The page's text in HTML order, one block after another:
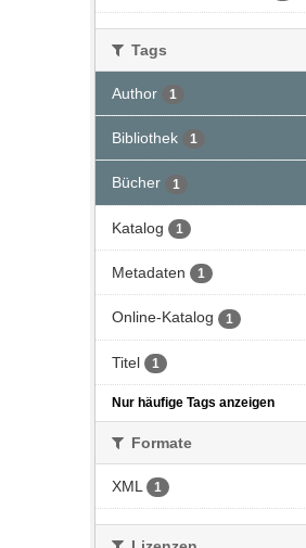
Tags
Author 1
Bibliothek 1
Bücher 1
Katalog 1
Metadaten 1
Online-Katalog 1
Titel 1
Nur häufige Tags anzeigen
Formate
XML 1